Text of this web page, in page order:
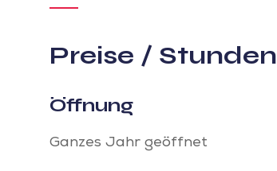
Preise / Stunden
Öffnung
Ganzes Jahr geöffnet